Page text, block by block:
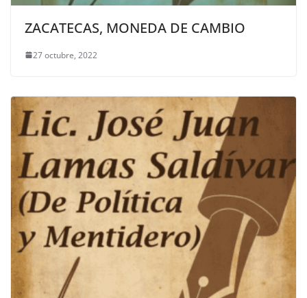
ZACATECAS, MONEDA DE CAMBIO
27 octubre, 2022